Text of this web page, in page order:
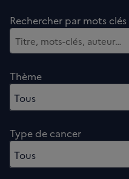
Rechercher par mots clés
Thème
Tous0 option sélectionnés
Type de cancer
Tous0 option sélectionnés